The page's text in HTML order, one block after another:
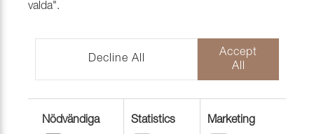
ÖLJETTER & VRED
valda".
Decline All
Accept
All
Nödvändiga Statistics Marketing